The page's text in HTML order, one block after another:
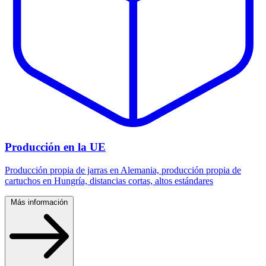
Producción en la UE
Producción propia de jarras en Alemania, producción propia de
cartuchos en Hungría, distancias cortas, altos estándares
Más información